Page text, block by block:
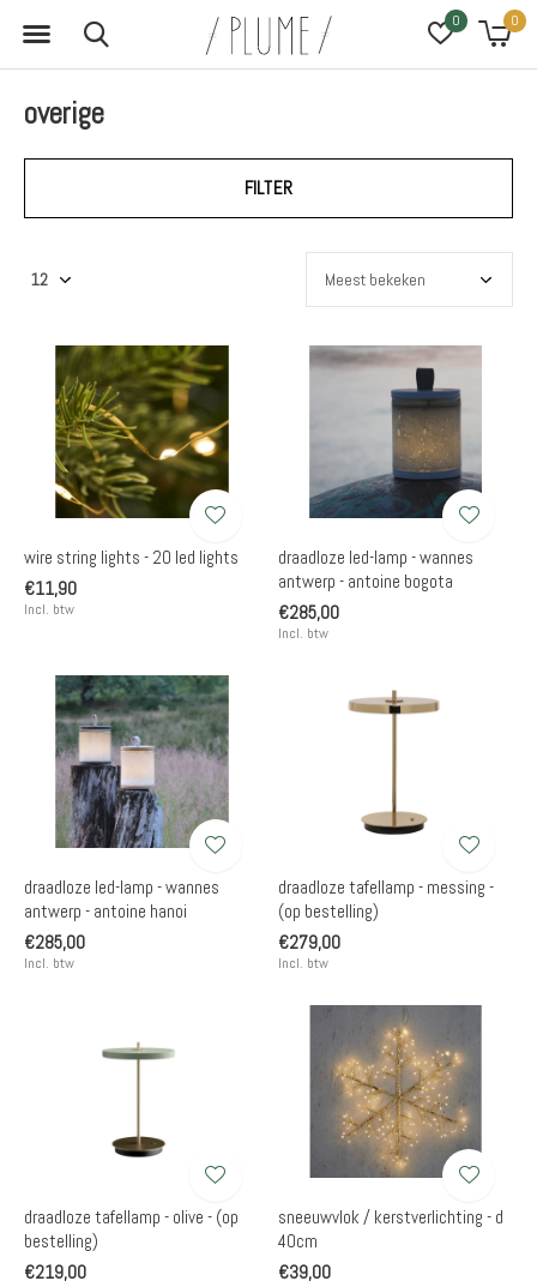
0 0
overige
FILTER
wire string lights - 20 led lights
€11,90
Incl. btw
draadloze led-lamp - wannes
antwerp - antoine bogota
€285,00
Incl. btw
draadloze led-lamp - wannes
antwerp - antoine hanoi
€285,00
Incl. btw
draadloze tafellamp - messing -
(op bestelling)
€279,00
Incl. btw
draadloze tafellamp - olive - (op
bestelling)
€219,00
sneeuwvlok / kerstverlichting - d
40cm
€39,00